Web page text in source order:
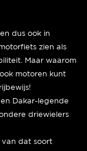
dus ook in
zien als
Maar waarom
motoren kunt
Dakar-legende
driewielers
van dat soort